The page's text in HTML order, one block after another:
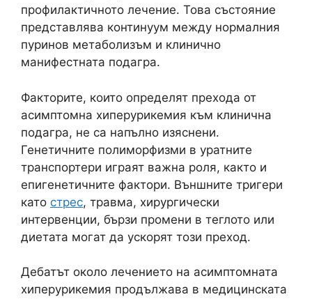
профилактичното лечение. Това състояние
представлява континуум между нормалния
пуринов метаболизъм и клинично
манифестната подагра.
Факторите, които определят прехода от
асимптомна хиперурикемия към клинична
подагра, не са напълно изяснени.
Генетичните полиморфизми в уратните
транспортери играят важна роля, както и
епигенетичните фактори. Външните тригери
като стрес, травма, хирургически
интервенции, бързи промени в теглото или
диетата могат да ускорят този преход.
Дебатът около лечението на асимптомната
хиперурикемия продължава в медицинската